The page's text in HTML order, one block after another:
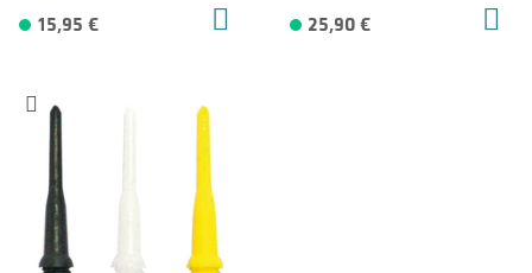
15,95 € 25,90 €